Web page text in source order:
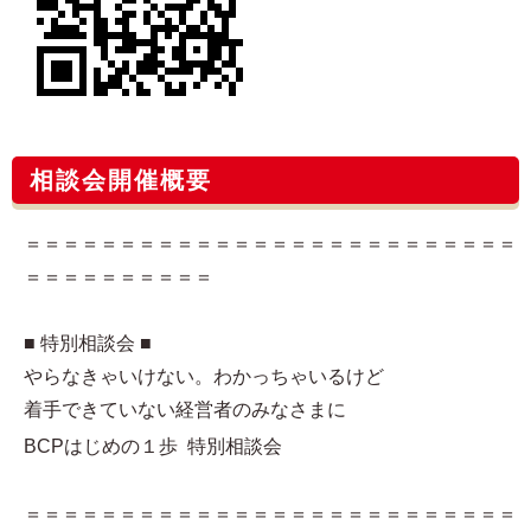
相談会開催概要
＝＝＝＝＝＝＝＝＝＝＝＝＝＝＝＝＝＝＝＝＝＝＝＝＝＝
＝＝＝＝＝＝＝＝＝＝
■ 特別相談会 ■
やらなきゃいけない。わかっちゃいるけど
着手できていない経営者のみなさまに
BCPはじめの１歩 特別相談会
＝＝＝＝＝＝＝＝＝＝＝＝＝＝＝＝＝＝＝＝＝＝＝＝＝＝